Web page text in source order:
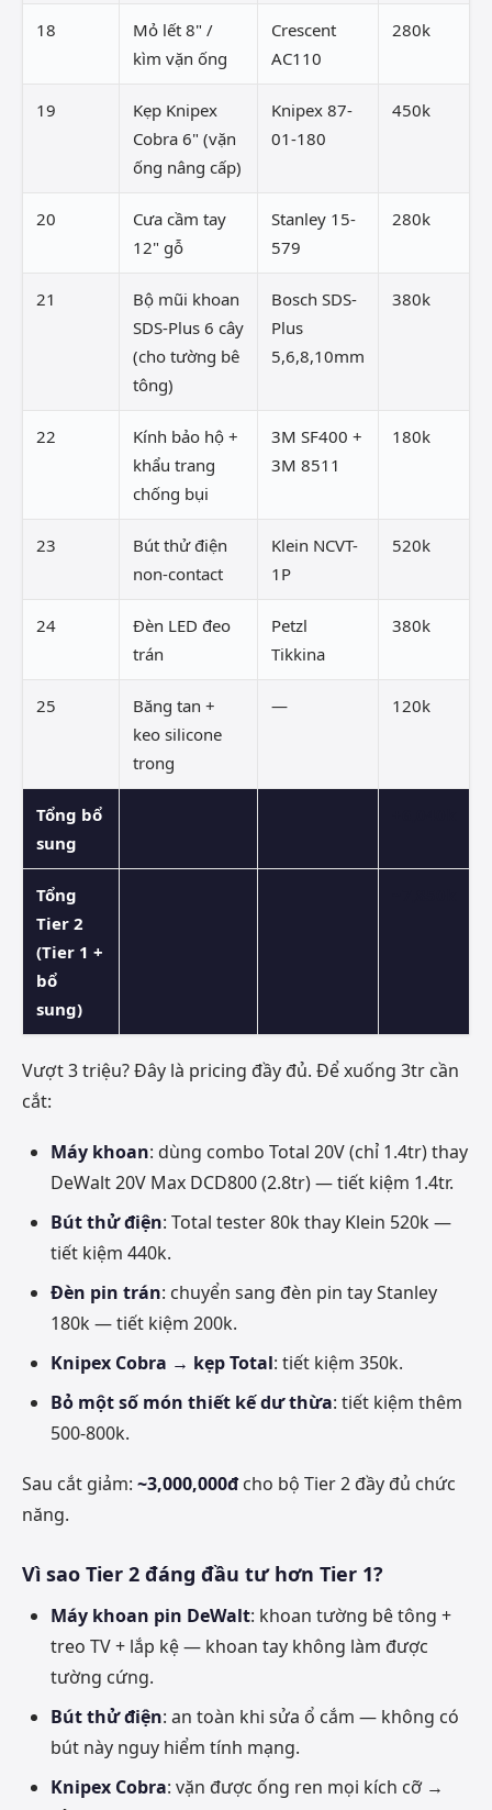
18
Mỏ lết 8" /
kìm vặn ống
Crescent
AC110
280k
19
Kẹp Knipex
Cobra 6" (vặn
ống nâng cấp)
Knipex 87-
01-180
450k
20
Cưa cầm tay
12" gỗ
Stanley 15-
579
280k
21
Bộ mũi khoan
SDS-Plus 6 cây
(cho tường bê
tông)
Bosch SDS-
Plus
5,6,8,10mm
380k
22
Kính bảo hộ +
khẩu trang
chống bụi
3M SF400 +
3M 8511
180k
23
Bút thử điện
non-contact
Klein NCVT-
1P
520k
24
Đèn LED đeo
trán
Petzl
Tikkina
380k
25
Băng tan +
keo silicone
trong
— 120k
Tổng bổ
sung
Tổng
Tier 2
(Tier 1 +
bổ
sung)
Vượt 3 triệu? Đây là pricing đầy đủ. Để xuống 3tr cần
cắt:
Máy khoan: dùng combo Total 20V (chỉ 1.4tr) thay
DeWalt 20V Max DCD800 (2.8tr) — tiết kiệm 1.4tr.
Bút thử điện: Total tester 80k thay Klein 520k —
tiết kiệm 440k.
Đèn pin trán: chuyển sang đèn pin tay Stanley
180k — tiết kiệm 200k.
Knipex Cobra → kẹp Total: tiết kiệm 350k.
Bỏ một số món thiết kế dư thừa: tiết kiệm thêm
500-800k.
Sau cắt giảm: ~3,000,000đ cho bộ Tier 2 đầy đủ chức
năng.
Vì sao Tier 2 đáng đầu tư hơn Tier 1?
Máy khoan pin DeWalt: khoan tường bê tông +
treo TV + lắp kệ — khoan tay không làm được
tường cứng.
Bút thử điện: an toàn khi sửa ổ cắm — không có
bút này nguy hiểm tính mạng.
Knipex Cobra: vặn được ống ren mọi kích cỡ →